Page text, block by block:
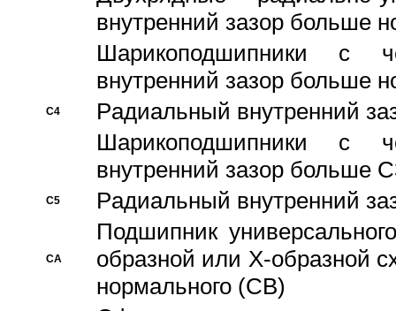
внутренний зазор больше
Шарикоподшипники с
внутренний зазор больше
C4
Pадиальный внутренний
Шарикоподшипники с
внутренний зазор больше
C5 Pадиальный внутренний
CA
Подшипник
образной или Х-образной
нормального (CB)